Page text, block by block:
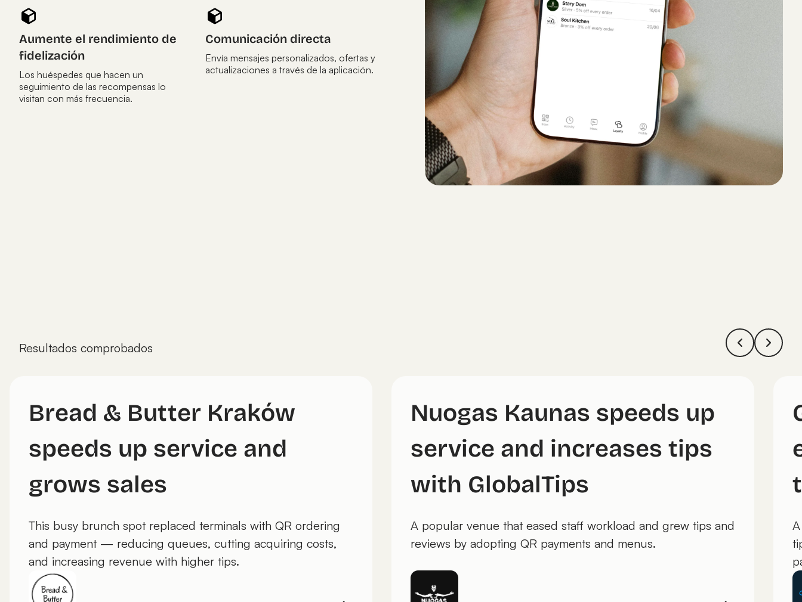
Aumente el rendimiento de
fidelización
Los huéspedes que hacen un
seguimiento de las recompensas lo
visitan con más frecuencia.
Comunicación directa
Envía mensajes personalizados, ofertas y
actualizaciones a través de la aplicación.
Resultados comprobados
Bread & Butter Kraków
speeds up service and
grows sales
This busy brunch spot replaced terminals with QR ordering
and payment — reducing queues, cutting acquiring costs,
and increasing revenue with higher tips.
Nuogas Kaunas speeds up
service and increases tips
with GlobalTips
A popular venue that eased staff workload and grew tips and
reviews by adopting QR payments and menus.